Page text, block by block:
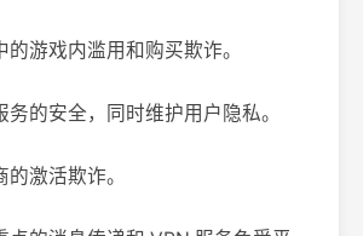
游戏内滥用和购买欺诈。
的安全，同时维护用户隐私。
激活欺诈。